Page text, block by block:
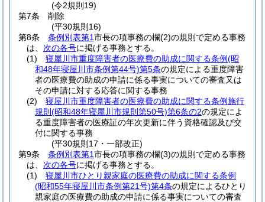
(令2規則19)
第7条
削除
(平30規則16)
第8条
条例別表第1市長の項事務の欄(2)の規則で定める事務
は、 次の各号に掲げる事務とする。
(1)
寝屋川市重度障害者の医療費の助成に関する条例(昭
和48年寝屋川市条例第44号)第5条の規定による重度障害
者の医療費の助成の申請に係る事実についての審査又は
その申請に対する応答に関する事務
(2)
寝屋川市重度障害者の医療費の助成に関する条例施行
規則 (昭和48年寝屋川市規則第50号)第6条の2の規定によ
る重度障害者の医療証の年次更新に伴う資格確認及び交
付に関する事務
(平30規則17・一部改正)
第9条
条例別表第1市長の項事務の欄(3)の規則で定める事務
は、 次の各号に掲げる事務とする。
(1)
寝屋川市ひとり親家庭の医療費の助成に関する条例
(昭和55年寝屋川市条例第21号)第4条の規定によるひとり
親家庭の医療費の助成の申請に係る事実についての審査